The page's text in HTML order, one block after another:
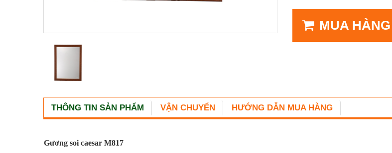
MUA HÀNG
THÔNG TIN SẢN PHẨM VẬN CHUYỂN HƯỚNG DẪN MUA HÀNG
Gương soi caesar M817